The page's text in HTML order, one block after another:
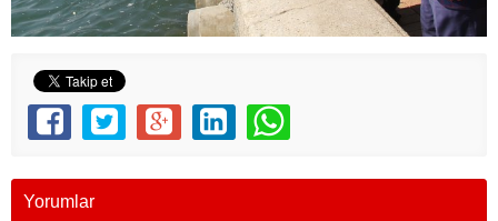
Yorumlar